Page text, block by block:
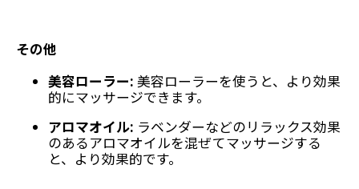
その他
美容ローラー: 美容ローラーを使うと、より効果
的にマッサージできます。
アロマオイル: ラベンダーなどのリラックス効果
のあるアロマオイルを混ぜてマッサージする
と、より効果的です。